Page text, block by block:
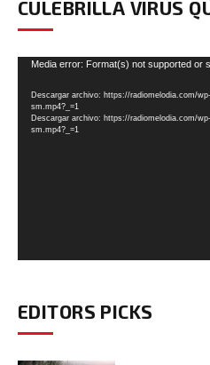
CULEBRILLA VIRUS
Reproductor
vídeo
Media error: Format(s) not supported or
Descargar archivo: https://radiomelodia.com/
sm.mp4?_=1
Descargar archivo: https://radiomelodia.com/
sm.mp4?_=1
EDITORS PICKS